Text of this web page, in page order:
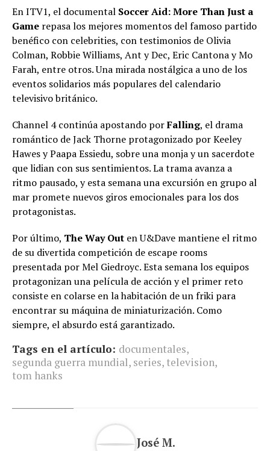
En ITV1, el documental Soccer Aid: More Than Just a
Game repasa los mejores momentos del famoso partido
benéfico con celebrities, con testimonios de Olivia
Colman, Robbie Williams, Ant y Dec, Eric Cantona y Mo
Farah, entre otros. Una mirada nostálgica a uno de los
eventos solidarios más populares del calendario
televisivo británico.
Channel 4 continúa apostando porFalling, el drama
romántico de Jack Thorne protagonizado por Keeley
Hawes y Paapa Essiedu, sobre una monja y un sacerdote
que lidian con sus sentimientos. La trama avanza a
ritmo pausado, y esta semana una excursión en grupo al
mar promete nuevos giros emocionales para los dos
protagonistas.
Por último, The Way Out en U&Dave mantiene el ritmo
de su divertida competición de escape rooms
presentada por Mel Giedroyc. Esta semana los equipos
protagonizan una película de acción y el primer reto
consiste en colarse en la habitación de un friki para
encontrar su máquina de miniaturización. Como
siempre, el absurdo está garantizado.
Tags en el artículo: documentales,
segunda guerra mundial, series, television,
tom hanks
José M.